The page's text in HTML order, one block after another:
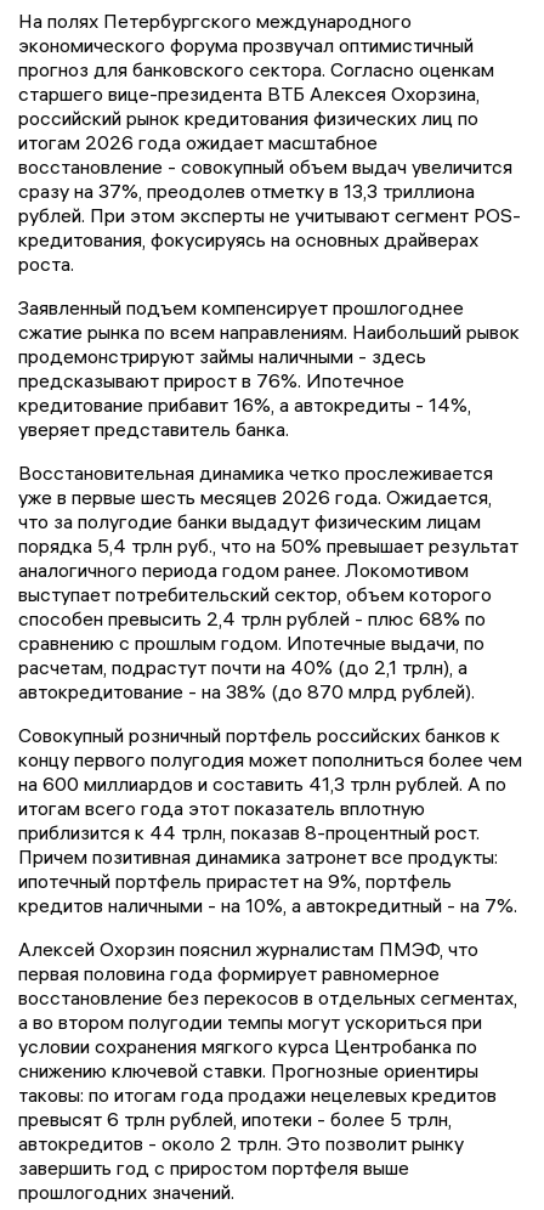
На полях Петербургского международного
экономического форума прозвучал оптимистичный
прогноз для банковского сектора. Согласно оценкам
старшего вице-президента ВТБ Алексея Охорзина,
российский рынок кредитования физических лиц по
итогам 2026 года ожидает масштабное
восстановление - совокупный объем выдач увеличится
сразу на 37%, преодолев отметку в 13,3 триллиона
рублей. При этом эксперты не учитывают сегмент POS-
кредитования, фокусируясь на основных драйверах
роста.
Заявленный подъем компенсирует прошлогоднее
сжатие рынка по всем направлениям. Наибольший рывок
продемонстрируют займы наличными - здесь
предсказывают прирост в 76%. Ипотечное
кредитование прибавит 16%, а автокредиты - 14%,
уверяет представитель банка.
Восстановительная динамика четко прослеживается
уже в первые шесть месяцев 2026 года. Ожидается,
что за полугодие банки выдадут физическим лицам
порядка 5,4 трлн руб., что на 50% превышает результат
аналогичного периода годом ранее. Локомотивом
выступает потребительский сектор, объем которого
способен превысить 2,4 трлн рублей - плюс 68% по
сравнению с прошлым годом. Ипотечные выдачи, по
расчетам, подрастут почти на 40% (до 2,1 трлн), а
автокредитование - на 38% (до 870 млрд рублей).
Совокупный розничный портфель российских банков к
концу первого полугодия может пополниться более чем
на 600 миллиардов и составить 41,3 трлн рублей. А по
итогам всего года этот показатель вплотную
приблизится к 44 трлн, показав 8-процентный рост.
Причем позитивная динамика затронет все продукты:
ипотечный портфель прирастет на 9%, портфель
кредитов наличными - на 10%, а автокредитный - на 7%.
Алексей Охорзин пояснил журналистам ПМЭФ, что
первая половина года формирует равномерное
восстановление без перекосов в отдельных сегментах,
а во втором полугодии темпы могут ускориться при
условии сохранения мягкого курса Центробанка по
снижению ключевой ставки. Прогнозные ориентиры
таковы: по итогам года продажи нецелевых кредитов
превысят 6 трлн рублей, ипотеки - более 5 трлн,
автокредитов - около 2 трлн. Это позволит рынку
завершить год с приростом портфеля выше
прошлогодних значений.